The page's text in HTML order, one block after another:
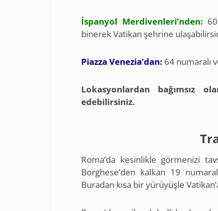
İspanyol Merdivenleri’nden:
binerek Vatikan şehrine
Piazza Venezia’dan: 64 numaralı
Lokasyonlardan bağımsız
edebilirsiniz.
Roma’da kesinlikle görmenizi
Borghese’den kalkan 19
Buradan kısa bir yürüyüşle